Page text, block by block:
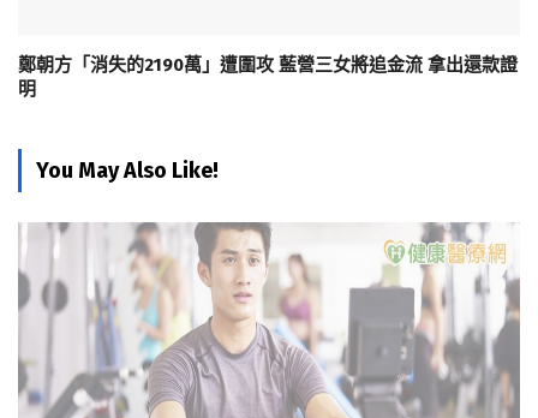
鄭朝方「消失的2190萬」遭圍攻 藍營三女將追金流 拿出還款證
明
You May Also Like!